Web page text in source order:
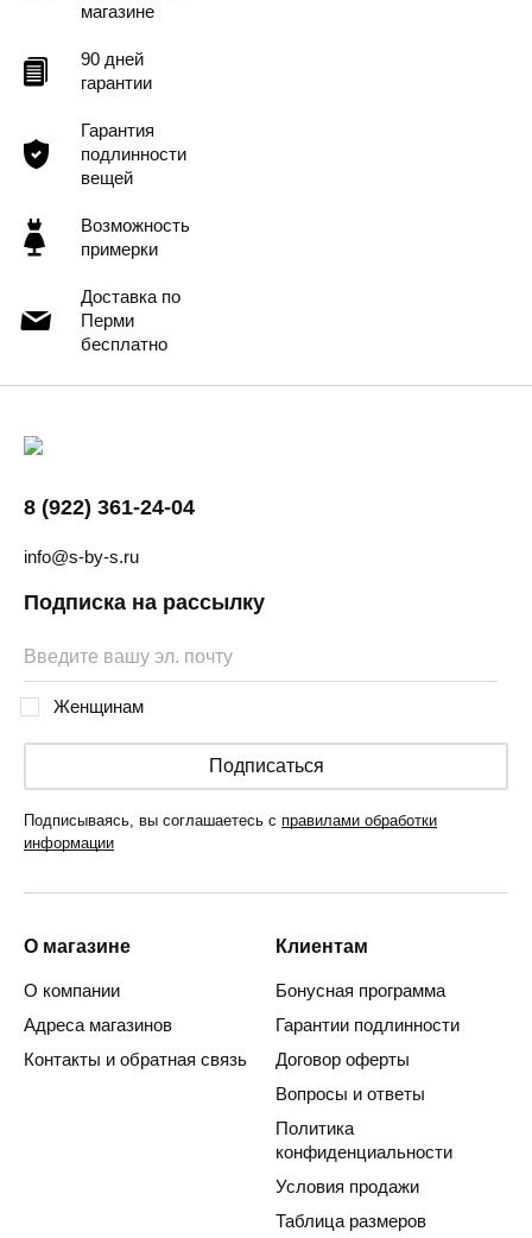
магазине
90 дней
гарантии
Гарантия
подлинности
вещей
Возможность
примерки
Доставка по
Перми
бесплатно
8 (922) 361-24-04
info@s-by-s.ru
Подписка на рассылку
Женщинам
Подписаться
Подписываясь, вы соглашаетесь с правилами обработки
информации
О магазине
О компании
Адреса магазинов
Контакты и обратная связь
Клиентам
Бонусная программа
Гарантии подлинности
Договор оферты
Вопросы и ответы
Политика
конфиденциальности
Условия продажи
Таблица размеров